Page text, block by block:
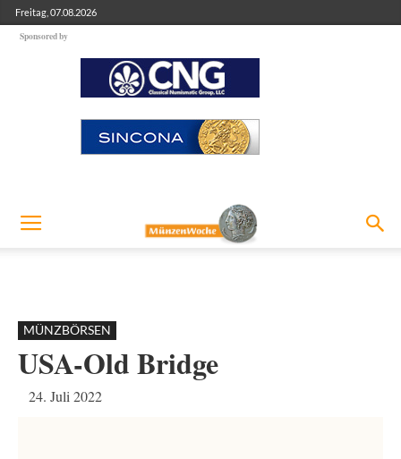
Freitag, 07.08.2026
Sponsored by
MÜNZBÖRSEN
USA-Old Bridge
24. Juli 2022